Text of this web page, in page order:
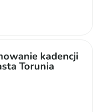
kadencji
Torunia